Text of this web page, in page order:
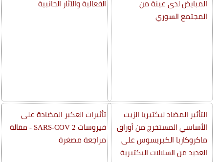
المبايض لدى عينة من
المجتمع السوري
التأثير المضاد لبكتيريا الزيت
الأساسي المستخرج من أوراق
ماكروكاربا الكبريسوس على
العديد من السلالات البكتيرية
الفعالية والآثار الجانبية
تأثيرات العكبر المضادة على
فيروسات SARS-COV 2 - مقالة
مراجعة مصغرة